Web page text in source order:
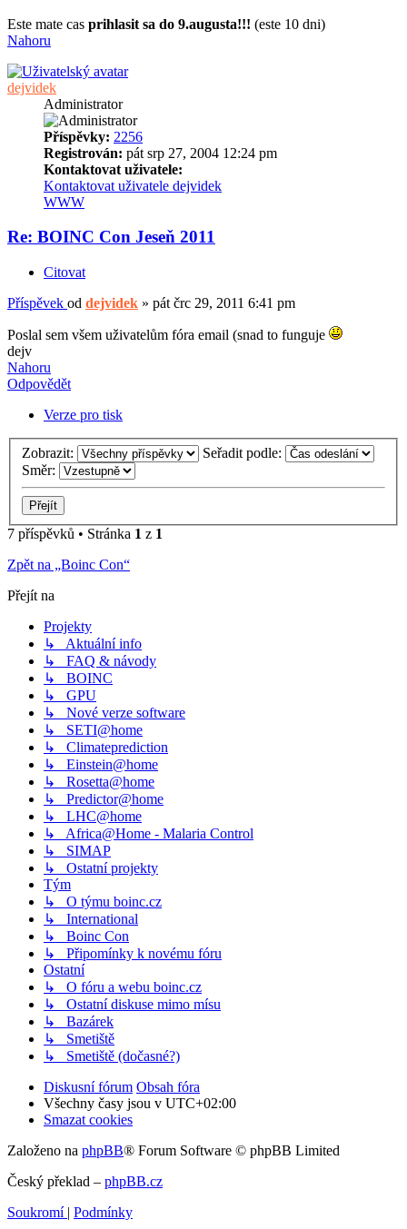
Este mate cas prihlasit sa do 9.augusta!!! (este 10 dni)
Nahoru
dejvidek
Administrator
Příspěvky: 2256
Registrován: pát srp 27, 2004 12:24 pm
Kontaktovat uživatele:
Kontaktovat uživatele dejvidek
WWW
Re: BOINC Con Jeseň 2011
Citovat
Příspěvek od dejvidek » pát črc 29, 2011 6:41 pm
Poslal sem všem uživatelům fóra email (snad to funguje
dejv
Nahoru
Odpovědět
Verze pro tisk
Zobrazit:
Seřadit podle:
Směr:
7 příspěvků • Stránka 1 z 1
Zpět na „Boinc Con“
Přejít na
Projekty
↳ Aktuální info
↳ FAQ & návody
↳ BOINC
↳ GPU
↳ Nové verze software
↳ SETI@home
↳ Climateprediction
↳ Einstein@home
↳ Rosetta@home
↳ Predictor@home
↳ LHC@home
↳ Africa@Home - Malaria Control
↳ SIMAP
↳ Ostatní projekty
Tým
↳ O týmu boinc.cz
↳ International
↳ Boinc Con
↳ Připomínky k novému fóru
Ostatní
↳ O fóru a webu boinc.cz
↳ Ostatní diskuse mimo mísu
↳ Bazárek
↳ Smetiště
↳ Smetiště (dočasné?)
Diskusní fórum Obsah fóra
Všechny časy jsou v UTC+02:00
Smazat cookies
Založeno na phpBB® Forum Software © phpBB Limited
Český překlad – phpBB.cz
Soukromí | Podmínky